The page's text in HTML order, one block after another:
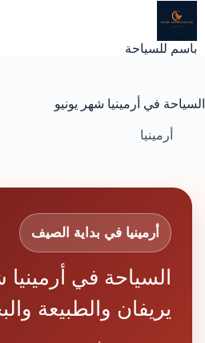
إلى
باسم للسياحة
السياحة في أرمينيا شهر يونيو
أرمينيا
أرمينيا في بداية الصيف
السياحة في أرمينيا
يريفان والطبيعة